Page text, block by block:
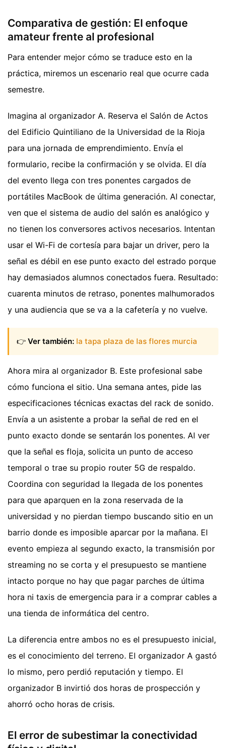
Comparativa de gestión: El enfoque
amateur frente al profesional
Para entender mejor cómo se traduce esto en la
práctica, miremos un escenario real que ocurre cada
semestre.
Imagina al organizador A. Reserva el Salón de Actos
del Edificio Quintiliano de la Universidad de la Rioja
para una jornada de emprendimiento. Envía el
formulario, recibe la confirmación y se olvida. El día
del evento llega con tres ponentes cargados de
portátiles MacBook de última generación. Al conectar,
ven que el sistema de audio del salón es analógico y
no tienen los conversores activos necesarios. Intentan
usar el Wi-Fi de cortesía para bajar un driver, pero la
señal es débil en ese punto exacto del estrado porque
hay demasiados alumnos conectados fuera. Resultado:
cuarenta minutos de retraso, ponentes malhumorados
y una audiencia que se va a la cafetería y no vuelve.
👉 Ver también: la tapa plaza de las flores murcia
Ahora mira al organizador B. Este profesional sabe
cómo funciona el sitio. Una semana antes, pide las
especificaciones técnicas exactas del rack de sonido.
Envía a un asistente a probar la señal de red en el
punto exacto donde se sentarán los ponentes. Al ver
que la señal es floja, solicita un punto de acceso
temporal o trae su propio router 5G de respaldo.
Coordina con seguridad la llegada de los ponentes
para que aparquen en la zona reservada de la
universidad y no pierdan tiempo buscando sitio en un
barrio donde es imposible aparcar por la mañana. El
evento empieza al segundo exacto, la transmisión por
streaming no se corta y el presupuesto se mantiene
intacto porque no hay que pagar parches de última
hora ni taxis de emergencia para ir a comprar cables a
una tienda de informática del centro.
La diferencia entre ambos no es el presupuesto inicial,
es el conocimiento del terreno. El organizador A gastó
lo mismo, pero perdió reputación y tiempo. El
organizador B invirtió dos horas de prospección y
ahorró ocho horas de crisis.
El error de subestimar la conectividad